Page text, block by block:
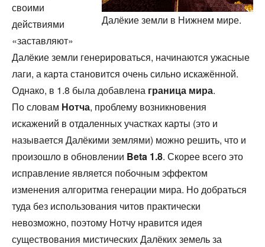
Далёкие земли в Нижнем мире.
своими
действиями
«заставляют»
Далёкие земли генерироваться, начинаются ужасные
лаги, а карта становится очень сильно искажённой.
Однако, в 1.8 была добавлена граница мира.
По словам Нотча, проблему возникновения
искажений в отдаленных участках карты (это и
называется Далёкими землями) можно решить, что и
произошло в обновлении Beta 1.8. Скорее всего это
исправление является побочным эффектом
изменения алгоритма генерации мира. Но добраться
туда без использования читов практически
невозможно, поэтому Нотчу нравится идея
существования мистических Далёких земель за